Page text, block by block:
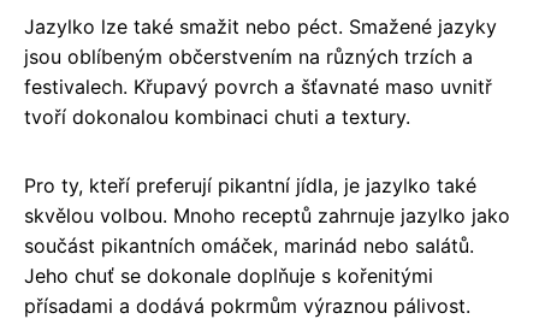
Jazylko lze také smažit nebo péct. Smažené jazyky
jsou oblíbeným občerstvením na různých trzích a
festivalech. Křupavý povrch a šťavnaté maso uvnitř
tvoří dokonalou kombinaci chuti a textury.
Pro ty, kteří preferují pikantní jídla, je jazylko také
skvělou volbou. Mnoho receptů zahrnuje jazylko jako
součást pikantních omáček, marinád nebo salátů.
Jeho chuť se dokonale doplňuje s kořenitými
přísadami a dodává pokrmům výraznou pálivost.